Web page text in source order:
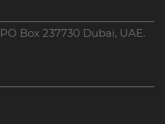
Box 237730 Dubai, UAE.